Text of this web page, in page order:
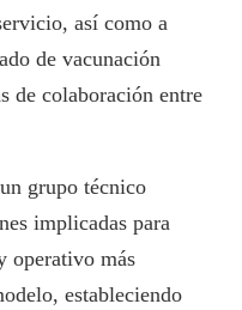
así como a
de vacunación
de colaboración entre
grupo técnico
implicadas para
operativo más
estableciendo